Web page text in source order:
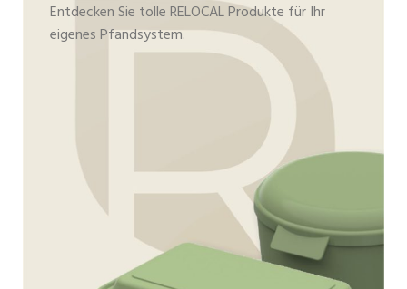
Entdecken Sie tolle RELOCAL Produkte für Ihr
eigenes Pfandsystem.